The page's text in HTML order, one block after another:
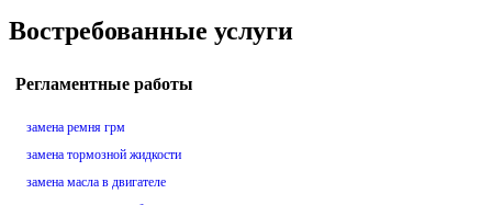
Востребованные услуги
Регламентные работы
замена ремня грм
замена тормозной жидкости
замена масла в двигателе